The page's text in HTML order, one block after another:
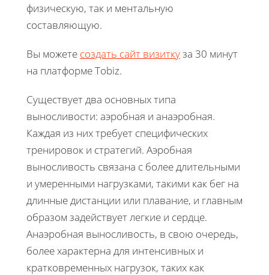
физическую, так и ментальную
составляющую.
Вы можете создать сайт визиткуза 30 минут
на платформе Tobiz.
Существует два основных типа
выносливости: аэробная и анаэробная.
Каждая из них требует специфических
тренировок и стратегий. Аэробная
выносливость связана с более длительными
и умеренными нагрузками, такими как бег на
длинные дистанции или плавание, и главным
образом задействует легкие и сердце.
Анаэробная выносливость, в свою очередь,
более характерна для интенсивных и
кратковременных нагрузок, таких как